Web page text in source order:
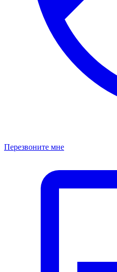
Перезвоните мне